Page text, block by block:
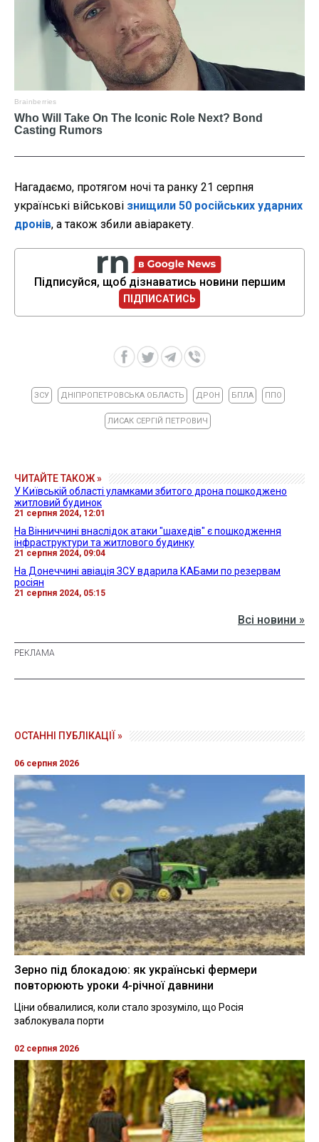
Нагадаємо, протягом ночі та ранку 21 серпня
українські військові знищили 50 російських ударних
дронів, а також збили авіаракету.
Підписуйся, щоб дізнаватись новини першим
ПІДПИСАТИСЬ
ЗСУ ДНІПРОПЕТРОВСЬКА ОБЛАСТЬ ДРОН БПЛА ППО
ЛИСАК СЕРГІЙ ПЕТРОВИЧ
ЧИТАЙТЕ ТАКОЖ »
У Київській області уламками збитого дрона пошкоджено
житловий будинок
21 серпня 2024, 12:01
На Вінниччині внаслідок атаки "шахедів" є пошкодження
інфраструктури та житлового будинку
21 серпня 2024, 09:04
На Донеччині авіація ЗСУ вдарила КАБами по резервам
росіян
21 серпня 2024, 05:15
Всі новини »
ОСТАННІ ПУБЛІКАЦІЇ »
06 серпня 2026
Зерно під блокадою: як українські фермери
повторюють уроки 4-річної давнини
Ціни обвалилися, коли стало зрозуміло, що Росія
заблокувала порти
02 серпня 2026